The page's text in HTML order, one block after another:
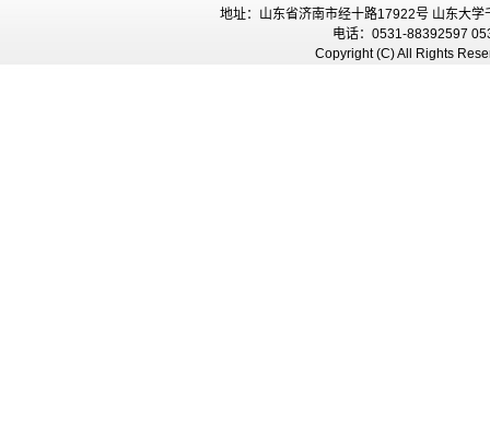
地址：山东省济南市经十路17922号 山东大
电话：0531-88392597
Copyright (C) All Rights